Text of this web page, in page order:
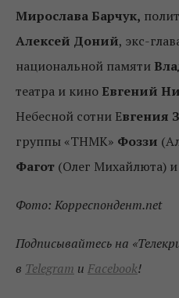
Мирослава Барчук,
Алексей Доний, экс-
национальной памяти
театра и кино Евгений
Небесной сотни Евгения
группы «ТНМК» Фоззи
Фагот (Олег Михайлюта)
Фото: Корреспондент.net
Подписывайтесь на
в Telegram и Facebook!